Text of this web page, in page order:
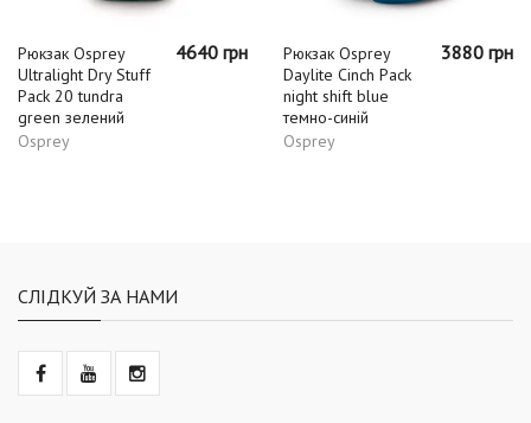
Рюкзак Osprey
Ultralight Dry Stuff
Pack 20 tundra
green зелений
Osprey
4640 грн
Рюкзак Osprey
Daylite Cinch Pack
night shift blue
темно-синій
Osprey
3880 грн
СЛІДКУЙ ЗА НАМИ